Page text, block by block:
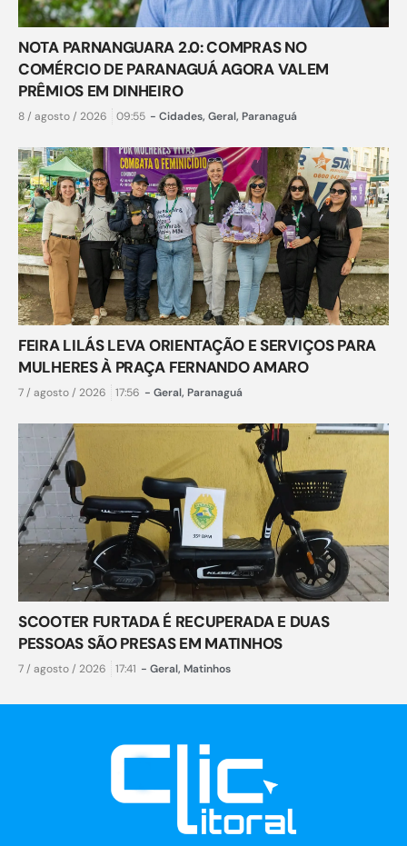
NOTA PARNANGUARA 2.0: COMPRAS NO
COMÉRCIO DE PARANAGUÁ AGORA VALEM
PRÊMIOS EM DINHEIRO
8 / agosto / 2026 09:55 - Cidades, Geral, Paranaguá
FEIRA LILÁS LEVA ORIENTAÇÃO E SERVIÇOS PARA
MULHERES À PRAÇA FERNANDO AMARO
7 / agosto / 2026 17:56 - Geral, Paranaguá
SCOOTER FURTADA É RECUPERADA E DUAS
PESSOAS SÃO PRESAS EM MATINHOS
7 / agosto / 2026 17:41 - Geral, Matinhos